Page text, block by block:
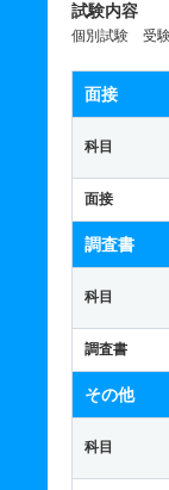
試験内容
個別試験 受
面接
科目
面接
調査書
科目
調査書
その他
科目